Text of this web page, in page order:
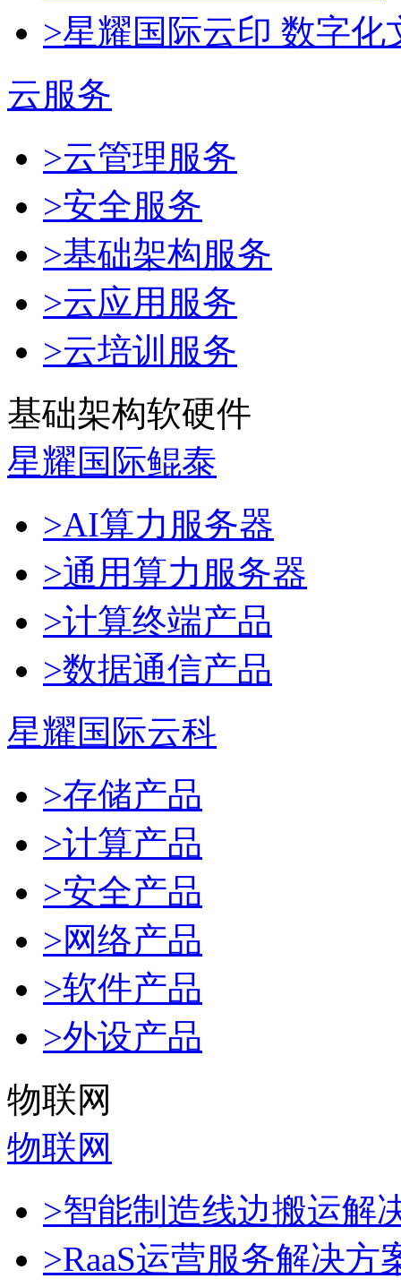
>星耀国际云印 数字化
云服务
>云管理服务
>安全服务
>基础架构服务
>云应用服务
>云培训服务
基础架构软硬件
星耀国际鲲泰
>AI算力服务器
>通用算力服务器
>计算终端产品
>数据通信产品
星耀国际云科
>存储产品
>计算产品
>安全产品
>网络产品
>软件产品
>外设产品
物联网
物联网
>智能制造线边搬运解
>RaaS运营服务解决方